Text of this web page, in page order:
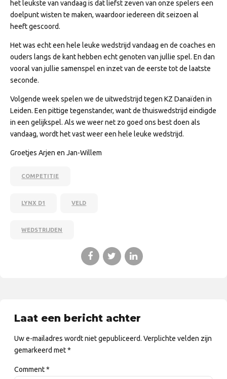
het leukste van vandaag is dat liefst zeven van onze spelers een
doelpunt wisten te maken, waardoor iedereen dit seizoen al
heeft gescoord.
Het was echt een hele leuke wedstrijd vandaag en de coaches en
ouders langs de kant hebben echt genoten van jullie spel. En dan
vooral van jullie samenspel en inzet van de eerste tot de laatste
seconde.
Volgende week spelen we de uitwedstrijd tegen KZ Danaïden in
Leiden. Een pittige tegenstander, want de thuiswedstrijd eindigde
in een gelijkspel. Als we weer net zo goed ons best doen als
vandaag, wordt het vast weer een hele leuke wedstrijd.
Groetjes Arjen en Jan-Willem
COMPETITIE
LYNX D1 VELD
WEDSTRIJDEN
Laat een bericht achter
Uw e-mailadres wordt niet gepubliceerd. Verplichte velden zijn
gemarkeerd met *
Comment*